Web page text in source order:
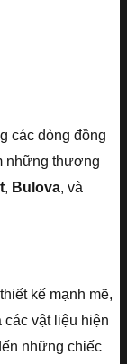
các dòng đồng
những thương
, Bulova, và
kế mạnh mẽ,
vật liệu hiện
những chiếc